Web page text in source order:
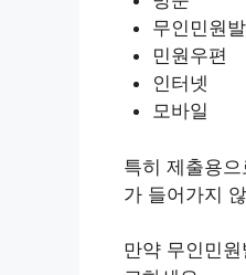
무인민원
민원우편
인터넷
모바일
특히 제출용
가 들어가지
만약 무인민